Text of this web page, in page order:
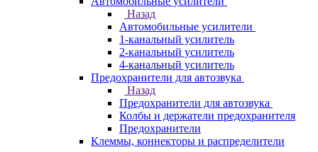
Назад
Автомобильные усилители
1-канальный усилитель
2-канальный усилитель
4-канальный усилитель
Предохранители для автозвука
Назад
Предохранители для автозвука
Колбы и держатели предохранителя
Предохранители
Клеммы, коннекторы и распределители